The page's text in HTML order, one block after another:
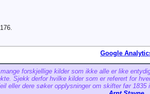
Google
forskjellige kilder som ikke alle er like
Sjekk derfor hvilke kilder som er referert for
eller dere søker opplysninger om skifter før